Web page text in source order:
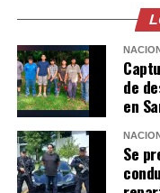
relaciones
Sheinbaum también
un avión militar y
como «una acción de
Keiko Fujimori.
Comparte esto:
de
en
Se